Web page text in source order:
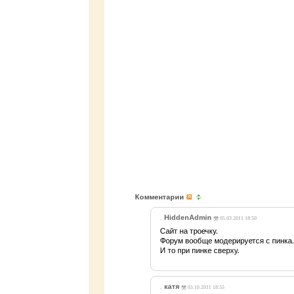
Комментарии
HiddenAdmin 05.03.2011 18:50
Сайт на троечку.
Форум вообще модерируется с пинка.
И то при пинке сверху.
катя 03.10.2011 18:55